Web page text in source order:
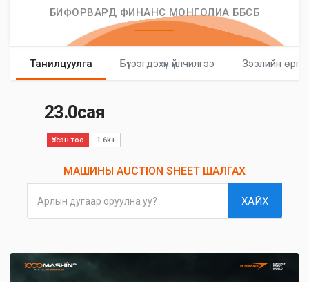
БИФОРВАРД ФИНАНС МОНГОЛИА ББСБ
Танилцуулга Бүтээгдэхүүн үйлчилгээ Зээлийн
23.0сая
Үзсэн тоо 1.6k+
МАШИНЫ AUCTION SHEET ШАЛГАХ
Арлын дугаар оруулна уу? ХАЙХ